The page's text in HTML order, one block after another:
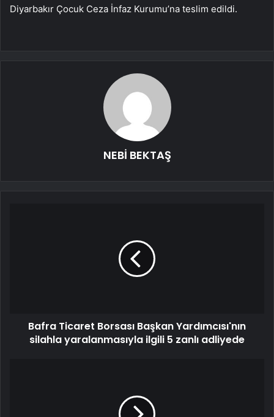
Diyarbakır Çocuk Ceza İnfaz Kurumu’na teslim edildi.
NEBİ BEKTAŞ
Bafra Ticaret Borsası Başkan Yardımcısı'nın
silahla yaralanmasıyla ilgili 5 zanlı adliyede